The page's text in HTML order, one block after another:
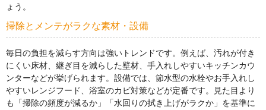
ょう。
掃除とメンテがラクな素材・設備
毎日の負担を減らす方向は強いトレンドです。例えば、汚れが付き
にくい床材、継ぎ目を減らした壁材、手入れしやすいキッチンカウ
ンターなどが挙げられます。設備では、節水型の水栓やお手入れし
やすいレンジフード、浴室のカビ対策などが定番です。見た目より
も「掃除の頻度が減るか」「水回りの拭き上げがラクか」を基準に